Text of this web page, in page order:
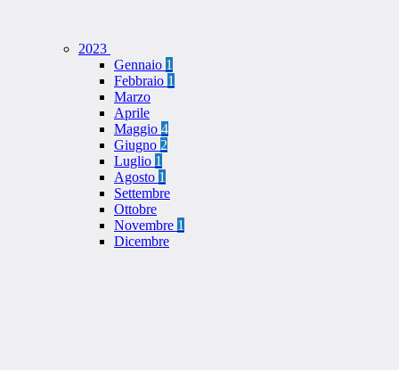
2023
Gennaio 1
Febbraio 1
Marzo
Aprile
Maggio 4
Giugno 2
Luglio 1
Agosto 1
Settembre
Ottobre
Novembre 1
Dicembre